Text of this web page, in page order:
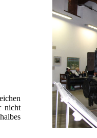
nicht